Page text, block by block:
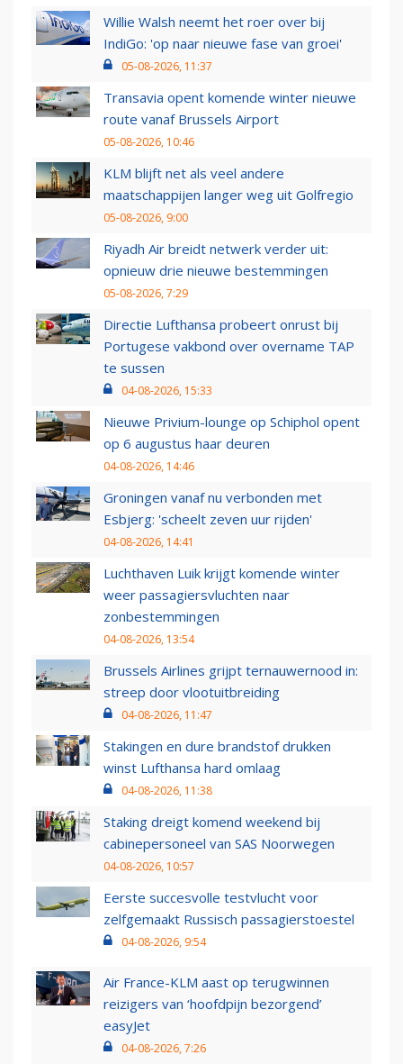
Willie Walsh neemt het roer over bij
IndiGo: 'op naar nieuwe fase van groei'
05-08-2026, 11:37
Transavia opent komende winter nieuwe
route vanaf Brussels Airport
05-08-2026, 10:46
KLM blijft net als veel andere
maatschappijen langer weg uit Golfregio
05-08-2026, 9:00
Riyadh Air breidt netwerk verder uit:
opnieuw drie nieuwe bestemmingen
05-08-2026, 7:29
Directie Lufthansa probeert onrust bij
Portugese vakbond over overname TAP
te sussen
04-08-2026, 15:33
Nieuwe Privium-lounge op Schiphol opent
op 6 augustus haar deuren
04-08-2026, 14:46
Groningen vanaf nu verbonden met
Esbjerg: 'scheelt zeven uur rijden'
04-08-2026, 14:41
Luchthaven Luik krijgt komende winter
weer passagiersvluchten naar
zonbestemmingen
04-08-2026, 13:54
Brussels Airlines grijpt ternauwernood in:
streep door vlootuitbreiding
04-08-2026, 11:47
Stakingen en dure brandstof drukken
winst Lufthansa hard omlaag
04-08-2026, 11:38
Staking dreigt komend weekend bij
cabinepersoneel van SAS Noorwegen
04-08-2026, 10:57
Eerste succesvolle testvlucht voor
zelfgemaakt Russisch passagierstoestel
04-08-2026, 9:54
Air France-KLM aast op terugwinnen
reizigers van ‘hoofdpijn bezorgend’
easyJet
04-08-2026, 7:26